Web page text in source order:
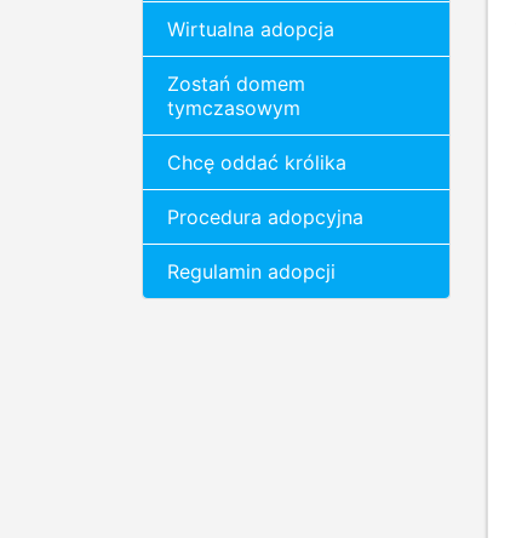
Wirtualna adopcja
Zostań domem
tymczasowym
Chcę oddać królika
Procedura adopcyjna
Regulamin adopcji